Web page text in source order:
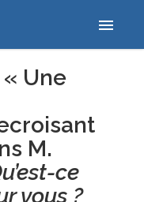
menu
M. Silberstein (dir.),…
« Une
M.
ce
vous ?